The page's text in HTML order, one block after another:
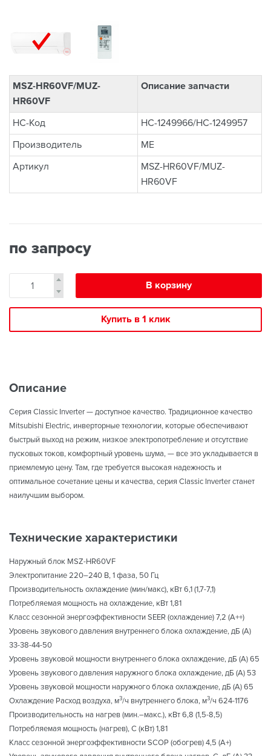
MSZ-HR60VF/MUZ-
HR60VF
Описание запчасти
НС-Код
НС-1249966/НС-1249957
Производитель
ME
Артикул
MSZ-HR60VF/MUZ-
HR60VF
по запросу
В корзину
Купить в 1 клик
Описание
Серия Classic Inverter — доступное качество. Традиционное качество
Mitsubishi Electric, инверторные технологии, которые обеспечивают
быстрый выход на режим, низкое электропотребление и отсутствие
пусковых токов, комфортный уровень шума, — все это укладывается в
приемлемую цену. Там, где требуется высокая надежность и
оптимальное сочетание цены и качества, серия Classic Inverter станет
наилучшим выбором.
Технические характеристики
Наружный блок MSZ-HR60VF
Электропитание 220–240 B, 1 фаза, 50 Гц
Производительность охлаждение (мин/макс), кВт 6,1 (1,7-7,1)
Потребляемая мощность на охлаждение, кВт 1,81
Класс сезонной энергоэффективности SEER (охлаждение) 7,2 (А++)
Уровень звукового давления внутреннего блока охлаждение, дБ (А)
33-38-44-50
Уровень звуковой мощности внутреннего блока охлаждение, дБ (А) 65
Уровень звукового давления наружного блока охлаждение, дБ (А) 53
Уровень звуковой мощности наружного блока охлаждение, дБ (А) 65
Охлаждение Расход воздуха, м3/ч внутреннего блока, м3/ч 624-1176
Производительность на нагрев (мин.–макс.), кВт 6,8 (1,5-8,5)
Потребляемая мощность (нагрев), С (кВт) 1,81
Класс сезонной энергоэффективности SCOP (обогрев) 4,5 (А+)